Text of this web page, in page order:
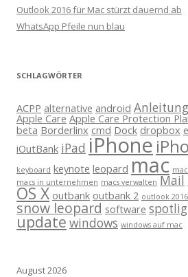
Outlook 2016 für Mac stürzt dauernd ab
WhatsApp Pfeile nun blau
SCHLAGWÖRTER
ACPP alternative android Anleitung
Apple Care Apple Care Protection
beta Borderlinx cmd Dock dropbox
iOutBank iPad iPhone
keyboard keynote leopard mac
macs in unternehmen macs verwalten Mail
OS X outbank outbank 2 outlook 2016
snow leopard software
update windows windows auf mac
August 2026